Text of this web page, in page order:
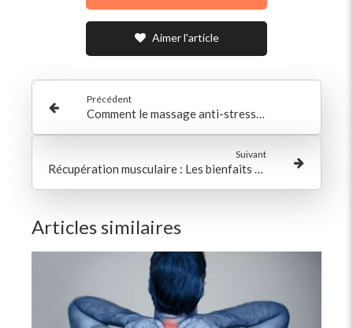
Aimer l'article
Précédent
Comment le massage anti-stress au Salon Floral à Paris 15 peut transformer votre quotidien ?
Suivant
Récupération musculaire : Les bienfaits des massages pour courbatures au Salon Floral à Paris 15
Articles similaires